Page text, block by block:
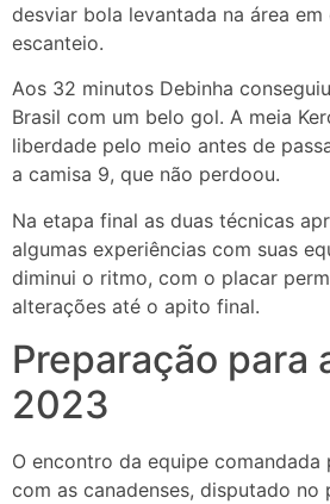
desviar bola levantada na área
escanteio.
Aos 32 minutos Debinha
Brasil com um belo gol. A meia
liberdade pelo meio antes de
a camisa 9, que não perdoou.
Na etapa final as duas técnicas
algumas experiências com suas
diminui o ritmo, com o placar
alterações até o apito final.
Preparação para
2023
O encontro da equipe comandada
com as canadenses, disputado no